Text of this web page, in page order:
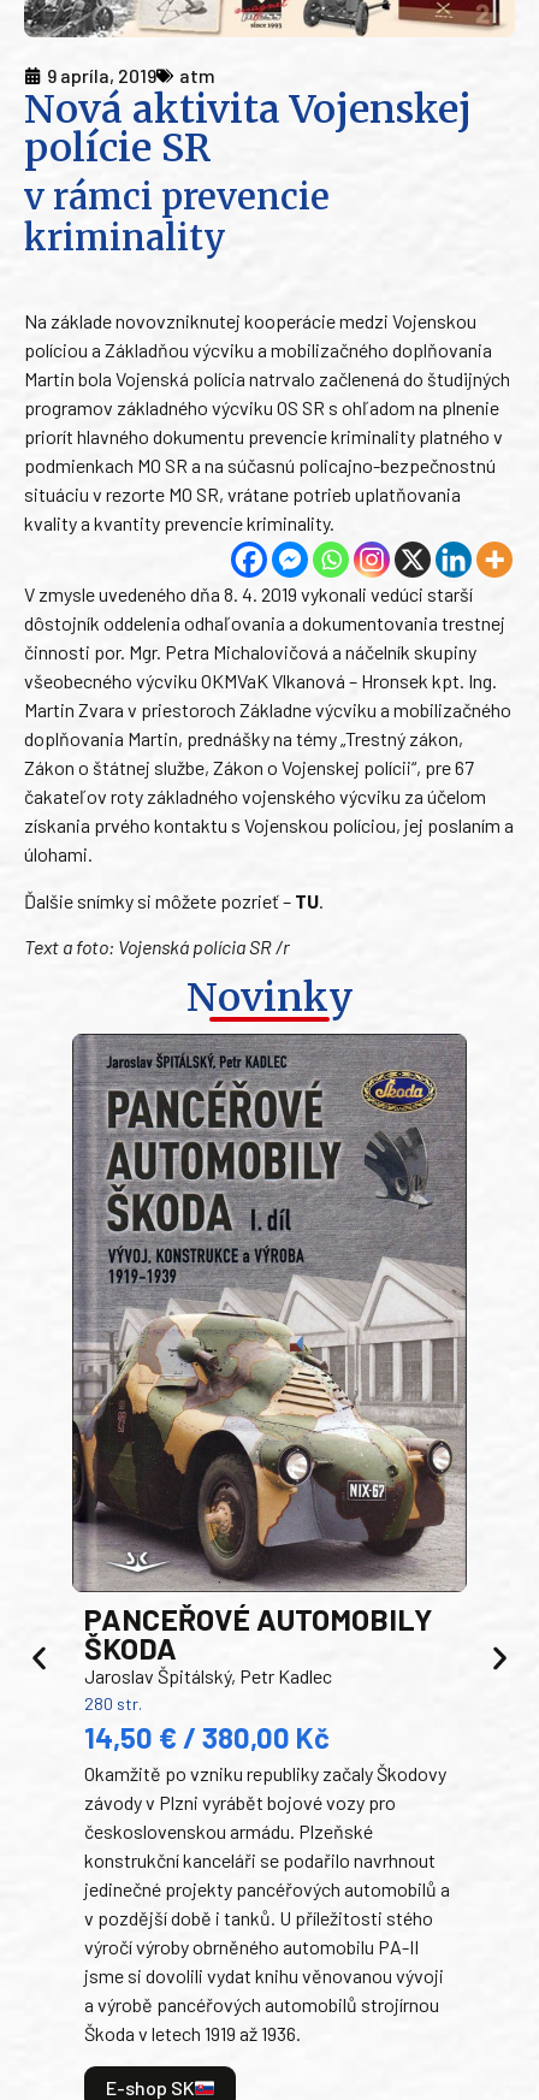
9 apríla, 2019 atm
Nová aktivita Vojenskej
polície SR
v rámci prevencie
kriminality
Na základe novovzniknutej kooperácie medzi Vojenskou
políciou a Základňou výcviku a mobilizačného doplňovania
Martin bola Vojenská polícia natrvalo začlenená do študijných
programov základného výcviku OS SR s ohľadom na plnenie
priorít hlavného dokumentu prevencie kriminality platného v
podmienkach MO SR a na súčasnú policajno-bezpečnostnú
situáciu v rezorte MO SR, vrátane potrieb uplatňovania
kvality a kvantity prevencie kriminality.
V zmysle uvedeného dňa 8. 4. 2019 vykonali vedúci starší
dôstojník oddelenia odhaľovania a dokumentovania trestnej
činnosti por. Mgr. Petra Michalovičová a náčelník skupiny
všeobecného výcviku OKMVaK Vlkanová – Hronsek kpt. Ing.
Martin Zvara v priestoroch Základne výcviku a mobilizačného
doplňovania Martin, prednášky na témy „Trestný zákon,
Zákon o štátnej službe, Zákon o Vojenskej polícii“, pre 67
čakateľov roty základného vojenského výcviku za účelom
získania prvého kontaktu s Vojenskou políciou, jej poslaním a
úlohami.
Ďalšie snímky si môžete pozrieť – TU
Text a foto: Vojenská polícia SR /r
Novinky
PANCEŘOVÉ AUTOMOBILY
ŠKODA
Jaroslav Špitálský, Petr Kadlec
280 str.
14,50 € / 380,00 Kč
Okamžitě po vzniku republiky začaly Škodovy
závody v Plzni vyrábět bojové vozy pro
československou armádu. Plzeňské
konstrukční kanceláři se podařilo navrhnout
jedinečné projekty pancéřových automobilů a
v pozdější době i tanků. U příležitosti stého
výročí výroby obrněného automobilu PA-II
jsme si dovolili vydat knihu věnovanou vývoji
a výrobě pancéřových automobilů strojírnou
Škoda v letech 1919 až 1936.
E-shop SK